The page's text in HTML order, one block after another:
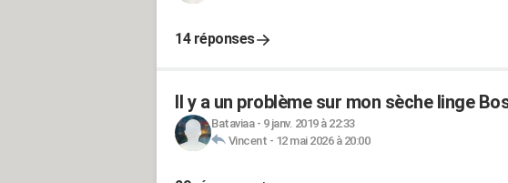
14 réponses
Il y a un problème sur mon sèche linge
Bataviaa- 9 janv. 2019 à 22:33
Vincent - 12 mai 2026 à 20:00